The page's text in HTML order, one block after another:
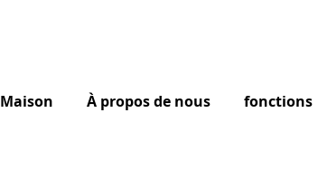
Maison À propos de nous fonctions